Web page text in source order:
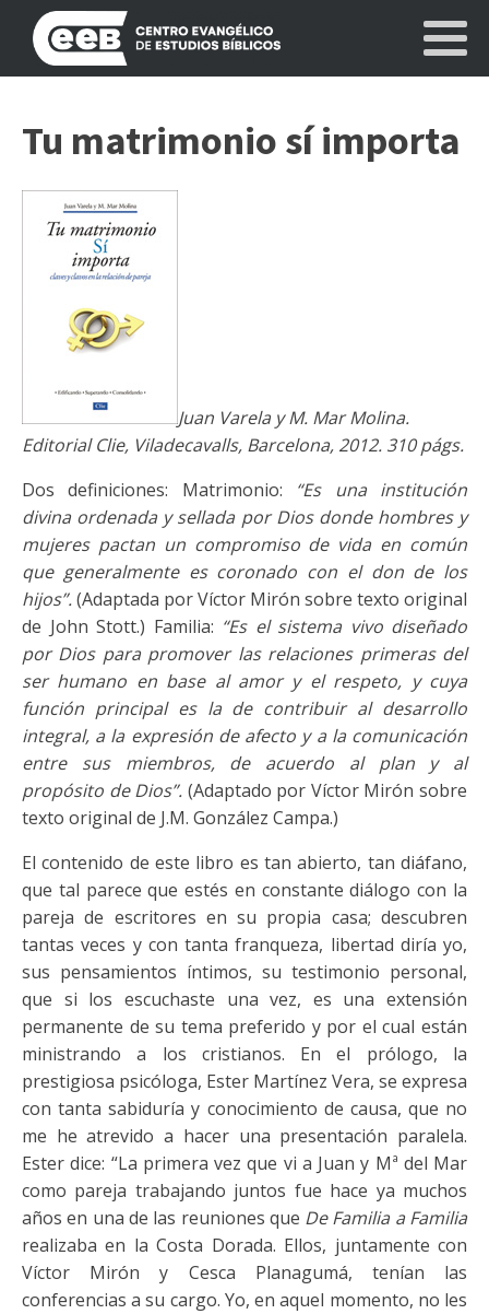
Tu matrimonio sí importa
Juan Varela y M. Mar Molina.
Editorial Clie, Viladecavalls, Barcelona, 2012. 310 págs.
Dos definiciones: Matrimonio: “Es una institución
divina ordenada y sellada por Dios donde hombres y
mujeres pactan un compromiso de vida en común
que generalmente es coronado con el don de los
hijos”.(Adaptada por Víctor Mirón sobre texto original
de John Stott.) Familia: “Es el sistema vivo diseñado
por Dios para promover las relaciones primeras del
ser humano en base al amor y el respeto, y cuya
función principal es la de contribuir al desarrollo
integral, a la expresión de afecto y a la comunicación
entre sus miembros, de acuerdo al plan y al
propósito de Dios”. (Adaptado por Víctor Mirón sobre
texto original de J.M. González Campa.)
El contenido de este libro es tan abierto, tan diáfano,
que tal parece que estés en constante diálogo con la
pareja de escritores en su propia casa; descubren
tantas veces y con tanta franqueza, libertad diría yo,
sus pensamientos íntimos, su testimonio personal,
que si los escuchaste una vez, es una extensión
permanente de su tema preferido y por el cual están
ministrando a los cristianos. En el prólogo, la
prestigiosa psicóloga, Ester Martínez Vera, se expresa
con tanta sabiduría y conocimiento de causa, que no
me he atrevido a hacer una presentación paralela.
Ester dice: “La primera vez que vi a Juan y Mª del Mar
como pareja trabajando juntos fue hace ya muchos
años en una de las reuniones que De Familia a Familia
realizaba en la Costa Dorada. Ellos, juntamente con
Víctor Mirón y Cesca Planagumá, tenían las
conferencias a su cargo. Yo, en aquel momento, no les